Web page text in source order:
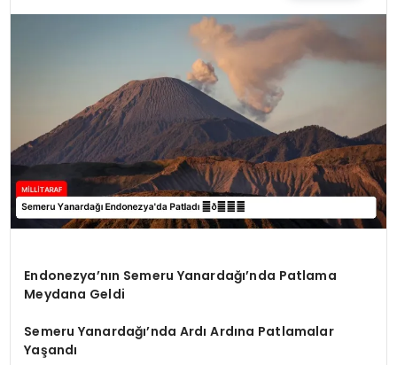
Endonezya’nın Semeru Yanardağı’nda Patlama
Meydana Geldi
Semeru Yanardağı’nda Ardı Ardına Patlamalar
Yaşandı